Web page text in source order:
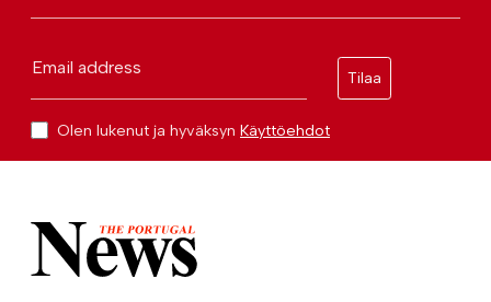
Email address
Tilaa
Olen lukenut ja hyväksyn Käyttöehdot